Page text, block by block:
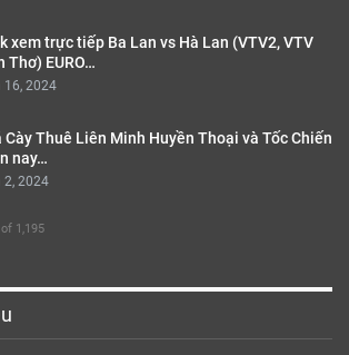
xem trực tiếp Ba Lan vs Hà Lan (VTV2, VTV
Thơ) EURO…
16, 2024
Cày Thuê Liên Minh Huyền Thoại và Tốc Chiến
nay…
2, 2024
1,195